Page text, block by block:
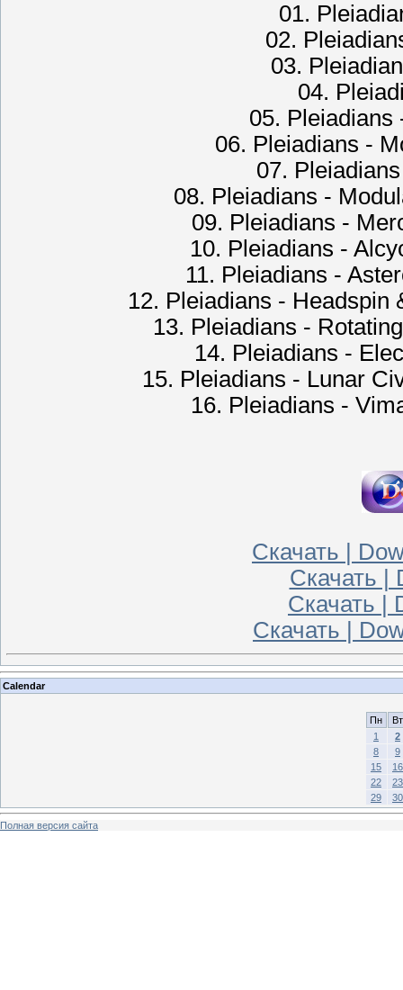
01.
02.
03.
04.
05. Pleiadians
06. Pleiadians -
07.
08. Pleiadians -
09. Pleiadians -
10. Pleiadians -
11. Pleiadians -
12. Pleiadians - Headspin
13. Pleiadians -
14. Pleiadians -
15. Pleiadians - Lunar
16. Pleiadians -
Скачать |
Скачать |
Скачать |
Скачать |
Calendar
Пн
Вт
1
2
8
9
15
16
22
23
29
30
Полная версия сайта